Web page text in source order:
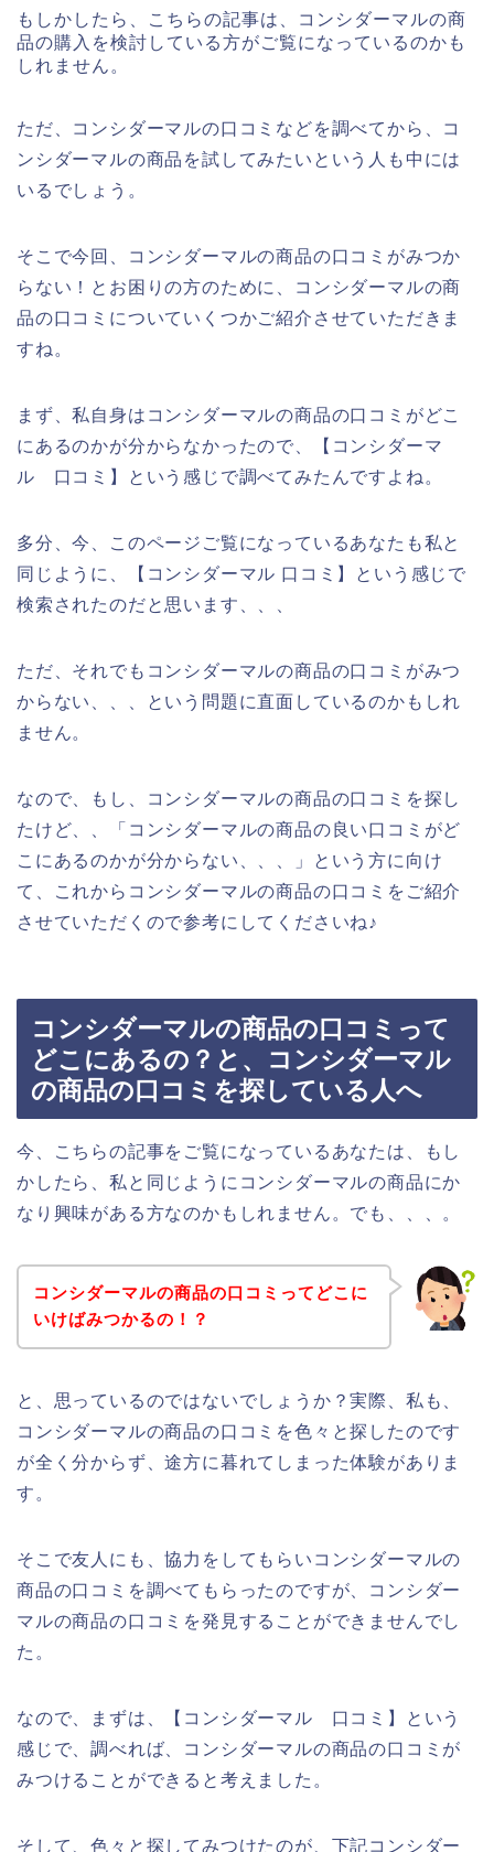
もしかしたら、こちらの記事は、コンシダーマルの商
品の購入を検討している方がご覧になっているのかも
しれません。
ただ、コンシダーマルの口コミなどを調べてから、コ
ンシダーマルの商品を試してみたいという人も中には
いるでしょう。
そこで今回、コンシダーマルの商品の口コミがみつか
らない！とお困りの方のために、コンシダーマルの商
品の口コミについていくつかご紹介させていただきま
すね。
まず、私自身はコンシダーマルの商品の口コミがどこ
にあるのかが分からなかったので、【コンシダーマ
ル 口コミ】という感じで調べてみたんですよね。
多分、今、このページご覧になっているあなたも私と
同じように、【コンシダーマル 口コミ】という感じで
検索されたのだと思います、、、
ただ、それでもコンシダーマルの商品の口コミがみつ
からない、、、という問題に直面しているのかもしれ
ません。
なので、もし、コンシダーマルの商品の口コミを探し
たけど、、「コンシダーマルの商品の良い口コミがど
こにあるのかが分からない、、、」という方に向け
て、これからコンシダーマルの商品の口コミをご紹介
させていただくので参考にしてくださいね♪
コンシダーマルの商品の口コミって
どこにあるの？と、コンシダーマル
の商品の口コミを探している人へ
今、こちらの記事をご覧になっているあなたは、もし
かしたら、私と同じようにコンシダーマルの商品にか
なり興味がある方なのかもしれません。でも、、、。
コンシダーマルの商品の口コミってどこに
いけばみつかるの！？
と、思っているのではないでしょうか？実際、私も、
コンシダーマルの商品の口コミを色々と探したのです
が全く分からず、途方に暮れてしまった体験がありま
す。
そこで友人にも、協力をしてもらいコンシダーマルの
商品の口コミを調べてもらったのですが、コンシダー
マルの商品の口コミを発見することができませんでし
た。
なので、まずは、【コンシダーマル 口コミ】という
感じで、調べれば、コンシダーマルの商品の口コミが
みつけることができると考えました。
そして、色々と探してみつけたのが、下記コンシダー